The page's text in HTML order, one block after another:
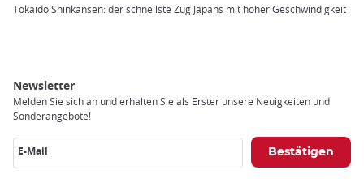
Tokaido Shinkansen: der schnellste Zug Japans mit hoher Geschwindigkeit
Newsletter
Melden Sie sich an und erhalten Sie als Erster unsere Neuigkeiten und
Sonderangebote!
E-Mail